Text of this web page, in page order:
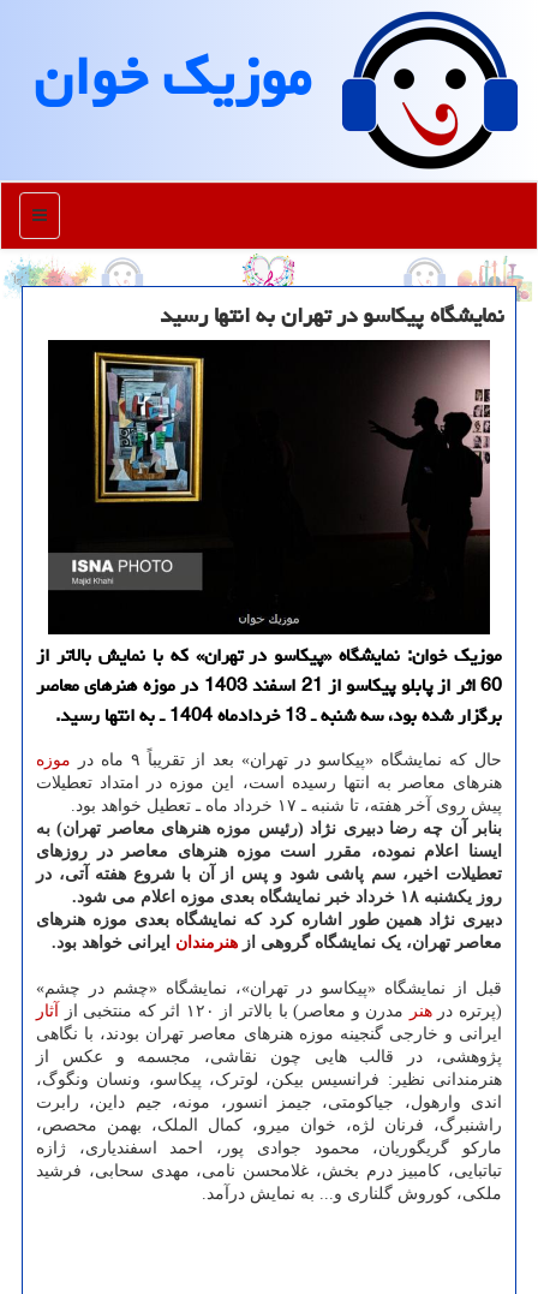
موزیك خوان
منو
نمایشگاه پیکاسو در تهران به انتها رسید
موزیک خوان: نمایشگاه «پیکاسو در تهران» که با نمایش بالاتر از
60 اثر از پابلو پیکاسو از 21 اسفند 1403 در موزه هنرهای معاصر
برگزار شده بود، سه شنبه ـ 13 خردادماه 1404 ـ به انتها رسید.
حال که نمایشگاه «پیکاسو در تهران» بعد از تقریباً ۹ ماه در
موزه
هنرهای معاصر به انتها رسیده است، این موزه در امتداد تعطیلات
پیش روی آخر هفته، تا شنبه ـ ۱۷ خرداد ماه ـ تعطیل خواهد بود.
بنابر آن چه رضا دبیری نژاد (رئیس موزه هنرهای معاصر تهران) به
ایسنا اعلام نموده، مقرر است موزه هنرهای معاصر در روزهای
تعطیلات اخیر، سم پاشی شود و پس از آن با شروع هفته آتی، در
روز یکشنبه ۱۸ خرداد خبر نمایشگاه بعدی موزه اعلام می شود.
دبیری نژاد همین طور اشاره کرد که نمایشگاه بعدی موزه هنرهای
معاصر تهران، یک نمایشگاه گروهی از هنرمندان ایرانی خواهد بود.
قبل از نمایشگاه «پیکاسو در تهران»، نمایشگاه «چشم در چشم»
(پرتره درهنر مدرن و معاصر) با بالاتر از ۱۲۰ اثر که منتخبی از
آثار
ایرانی و خارجی گنجینه موزه هنرهای معاصر تهران بودند، با نگاهی
پژوهشی، در قالب هایی چون نقاشی، مجسمه و عکس از
هنرمندانی نظیر: فرانسیس بیکن، لوترک، پیکاسو، ونسان ونگوگ،
اندی وارهول، جیاکومتی، جیمز انسور، مونه، جیم داین، رابرت
راشنبرگ، فرنان لژه، خوان میرو، کمال الملک، بهمن محصص،
مارکو گریگوریان، محمود جوادی پور، احمد اسفندیاری، ژازه
تباتبایی، کامبیز درم بخش، غلامحسن نامی، مهدی سحابی، فرشید
ملکی، کوروش گلناری و... به نمایش درآمد.